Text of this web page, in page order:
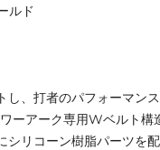
ルド
し、打者のパフォーマン
ーアーク専用Wベルト構
リコーン樹脂パーツを